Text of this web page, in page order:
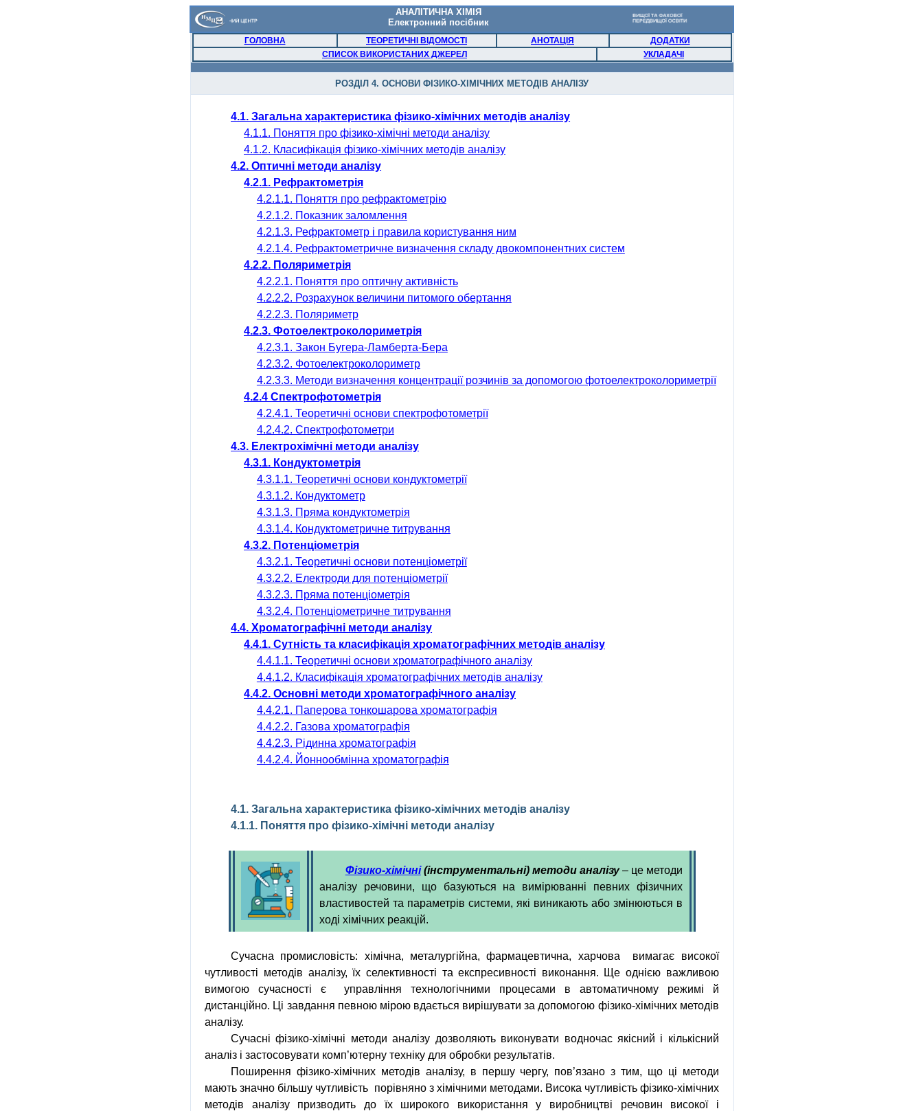
АНАЛІТИЧНА ХІМІЯ
Електронний посібник
ГОЛОВНА ТЕОРЕТИЧНІ ВІДОМОСТІ АНОТАЦІЯ
ДОДАТКИ
СПИСОК ВИКОРИСТАНИХ ДЖЕРЕЛ
УКЛАДАЧІ
РОЗДІЛ 4. ОСНОВИ ФІЗИКО-ХІМІЧНИХ МЕТОДІВ АНАЛІЗУ
4.1. Загальна характеристика фізико-хімічних методів аналізу
4.1.1. Поняття про фізико-хімічні методи аналізу
4.1.2. Класифікація фізико-хімічних методів аналізу
4.2. Оптичні методи аналізу
4.2.1. Рефрактометрія
4.2.1.1. Поняття про рефрактометрію
4.2.1.2. Показник заломлення
4.2.1.3. Рефрактометр і правила користування ним
4.2.1.4. Рефрактометричне визначення складу двокомпонентних систем
4.2.2. Поляриметрія
4.2.2.1. Поняття про оптичну активність
4.2.2.2. Розрахунок величини питомого обертання
4.2.2.3. Поляриметр
4.2.3. Фотоелектроколориметрія
4.2.3.1. Закон Бугера-Ламберта-Бера
4.2.3.2. Фотоелектроколориметр
4.2.3.3. Методи визначення концентрації розчинів за допомогою фотоелектроколориметрії
4.2.4 Спектрофотометрія
4.2.4.1. Теоретичні основи спектрофотометрії
4.2.4.2. Спектрофотометри
4.3. Електрохімічні методи аналізу
4.3.1. Кондуктометрія
4.3.1.1. Теоретичні основи кондуктометрії
4.3.1.2. Кондуктометр
4.3.1.3. Пряма кондуктометрія
4.3.1.4. Кондуктометричнетитрування
4.3.2. Потенціометрія
4.3.2.1. Теоретичні основи потенціометрії
4.3.2.2. Електроди для потенціометрії
4.3.2.3. Пряма потенціометрія
4.3.2.4. Потенціометричне титрування
4.4. Хроматографічні методи аналізу
4.4.1. Сутність та класифікація хроматографічних методів аналізу
4.4.1.1. Теоретичні основи хроматографічного аналізу
4.4.1.2. Класифікація хроматографічних методів аналізу
4.4.2. Основні методи хроматографічного аналізу
4.4.2.1. Паперова тонкошарова хроматографія
4.4.2.2. Газова хроматографія
4.4.2.3. Рідинна хроматографія
4.4.2.4. Йоннообмінна хроматографія
4.1. Загальна характеристика фізико-хімічних методів аналізу
4.1.1. Поняття про фізико-хімічні методи аналізу
Фізико-хімічні(інструментальні) методи аналізу – це методи
аналізу речовини, що базуються на вимірюванні певних фізичних
властивостей та параметрів системи, які виникають або змінюються в
ході хімічних реакцій.
Сучасна промисловість: хімічна, металургійна, фармацевтична, харчова
вимагає високої
чутливості методів аналізу, їх селективності та експресивності виконання. Ще однією важливою
вимогою сучасності є
управління технологічними процесами в автоматичному режимі й
дистанційно. Ці завдання певною мірою вдається вирішувати за допомогою фізико-хімічних методів
аналізу.
Сучасні фізико-хімічні методи аналізу дозволяють виконувати водночас якісний і кількісний
аналіз і застосовувати комп’ютерну техніку для обробки результатів.
Поширення фізико-хімічних методів аналізу, в першу чергу, пов’язано з тим, що ці методи
мають значно більшу чутливість порівняно з хімічними методами. Висока чутливість фізико-хімічних
методів аналізу призводить до їх широкого використання у виробництві речовин високої і